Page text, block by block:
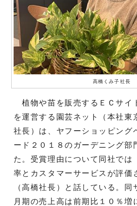
高橋くみ子社長
植物や苗を販売するＥＣサイ
を運営する園芸ネット（本社東
社長）は、ヤフーショッピング
ード２０１８のガーデニング部
た。受賞理由について同社では
率とカスタマーサービスが評価
（高橋社長）と話している。同
月期の売上高は前期比１０％増